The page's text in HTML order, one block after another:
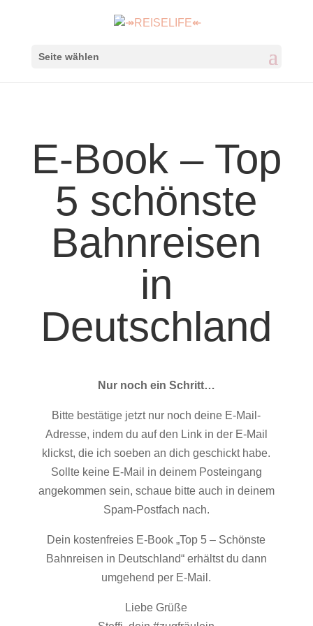
Seite wählen
E-Book – Top
5 schönste
Bahnreisen
in
Deutschland
Nur noch ein Schritt…
Bitte bestätige jetzt nur noch deine E-Mail-
Adresse, indem du auf den Link in der E-Mail
klickst, die ich soeben an dich geschickt habe.
Sollte keine E-Mail in deinem Posteingang
angekommen sein, schaue bitte auch in deinem
Spam-Postfach nach.
Dein kostenfreies E-Book „Top 5 – Schönste
Bahnreisen in Deutschland“ erhältst du dann
umgehend per E-Mail.
Liebe Grüße